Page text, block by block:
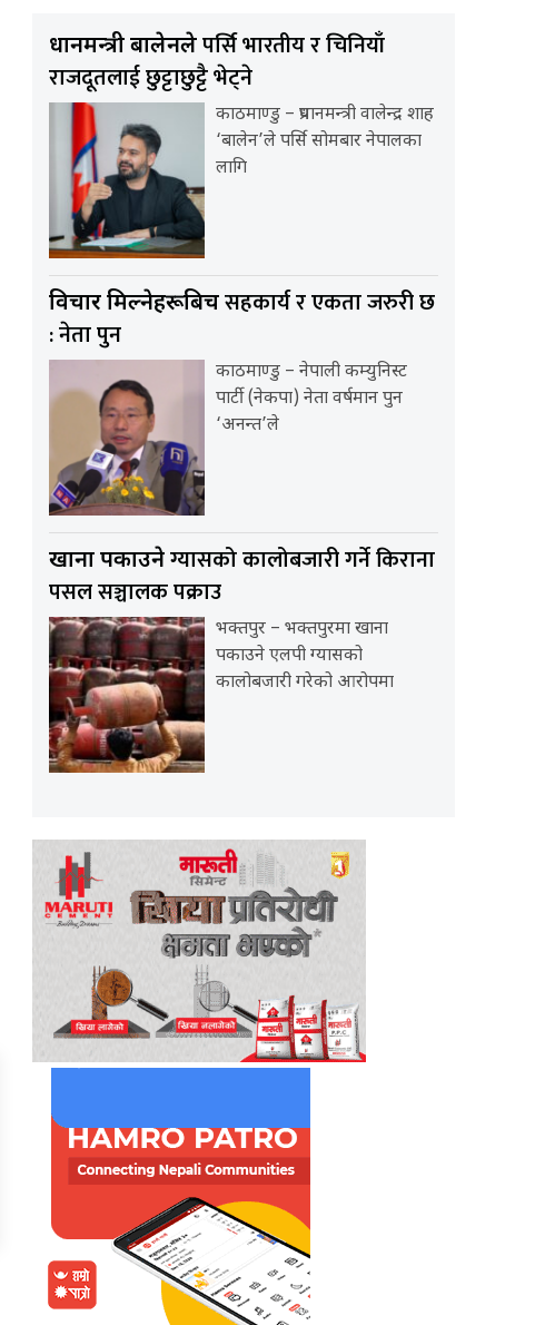
प्रधानमन्त्री बालेनलेपर्सि भारतीय र चिनियाँ
राजदूतलाई छुट्टाछुट्टै भेट्ने
काठमाण्डु – प्रधानमन्त्री वालेन्द्र शाह
‘बालेन’ले पर्सि सोमबार नेपालका
लागि
विचार मिल्नेहरूबिचसहकार्य र एकता जरुरी छ
: नेता पुन
काठमाण्डु – नेपाली कम्युनिस्ट
पार्टी (नेकपा) नेता वर्षमान पुन
‘अनन्त’ले
खाना पकाउनेग्यासको कालोबजारी गर्ने किराना
पसल सञ्चालक पक्राउ
भक्तपुर – भक्तपुरमा खाना
पकाउने एलपी ग्यासको
कालोबजारी गरेको आरोपमा